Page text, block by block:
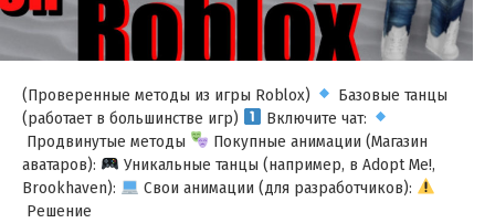
(Проверенные методы из игры Roblox)
Базовые танцы
(работает в большинстве игр)
Включите чат:
Продвинутые методы
Покупные анимации (Магазин
аватаров):
Уникальные танцы (например, в Adopt Me!,
Brookhaven):
Свои анимации (для разработчиков):
Решение